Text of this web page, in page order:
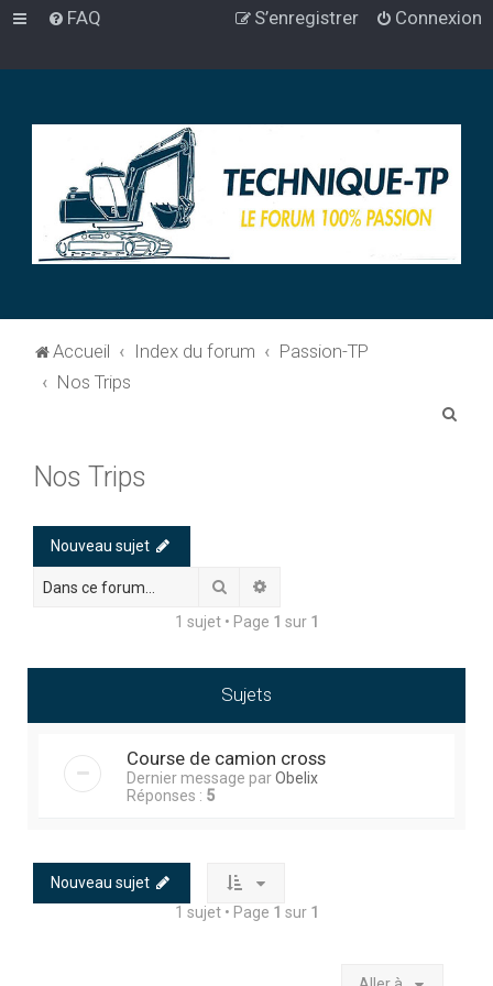
FAQ Connexion
S’enregistrer
Accueil Index du forum
Passion-TP
Nos Trips
Nos Trips
Nouveau sujet
Rechercher
1 sujet • Page 1 sur 1
Sujets
Course de camion cross
Dernier message parObelix
Réponses : 5
Nouveau sujet
1 sujet • Page 1 sur 1